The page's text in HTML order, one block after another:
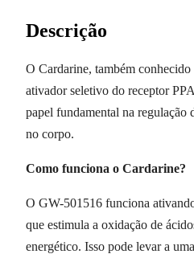
Descrição
O Cardarine, também
ativador seletivo do receptor
papel fundamental na regulação
no corpo.
Como funciona o Cardarine?
O GW-501516 funciona
que estimula a oxidação de
energético. Isso pode levar a